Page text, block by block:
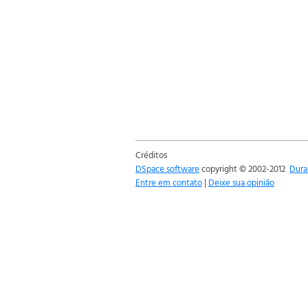
Créditos
DSpace softwarecopyright © 2002-2012
Entre em contato | Deixe sua opinião